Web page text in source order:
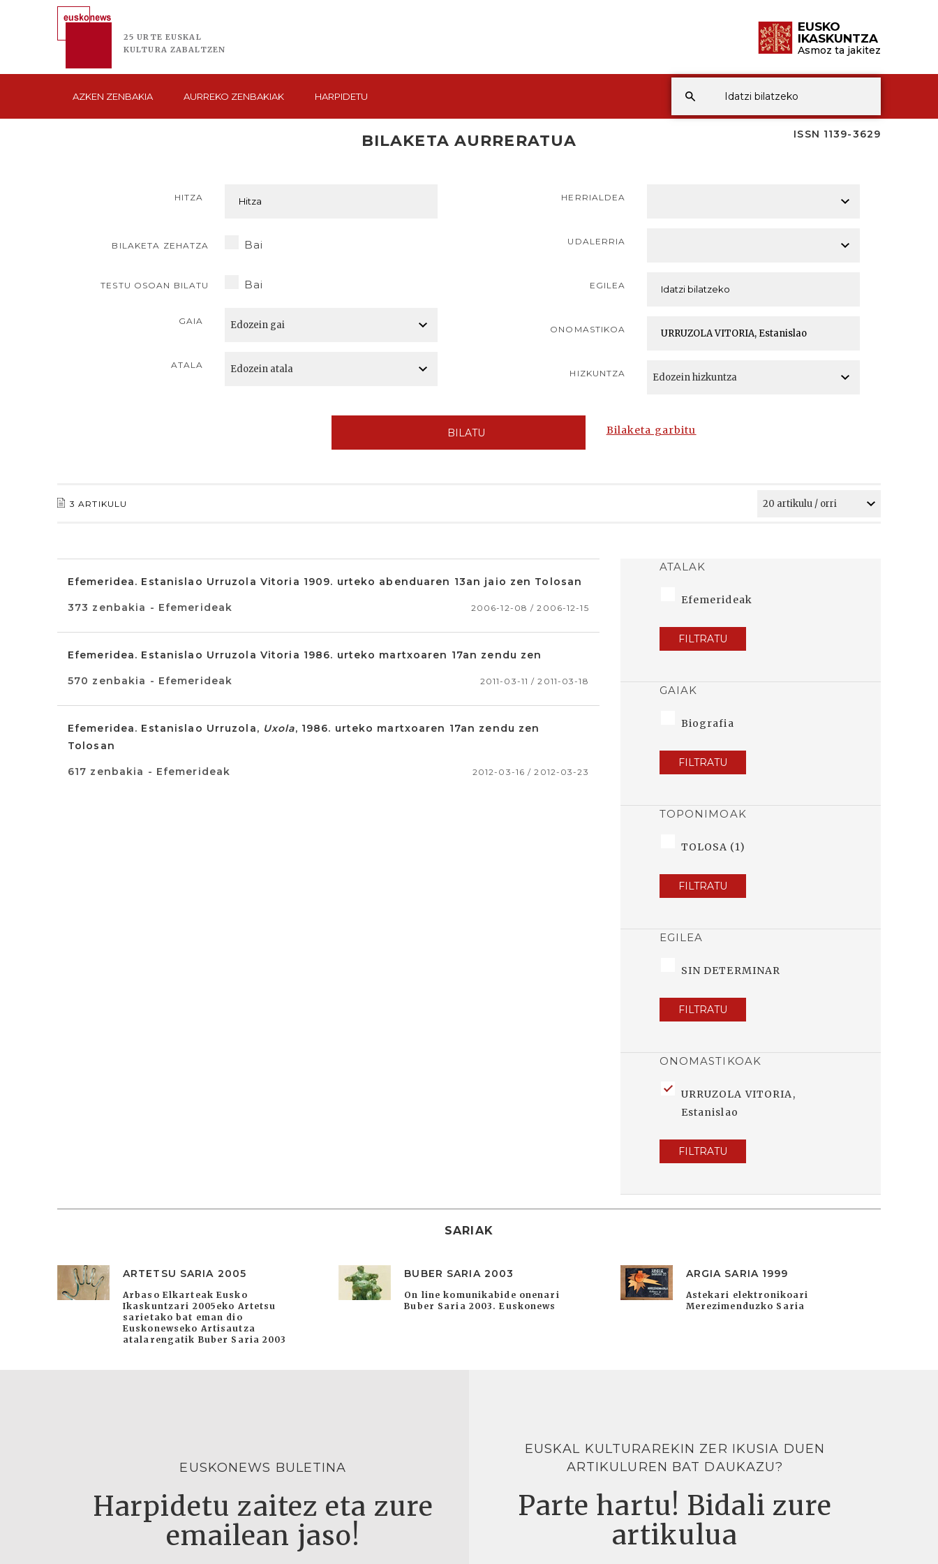
25 URTE EUSKAL
KULTURA ZABALTZEN
EUSKO
IKASKUNTZA
Asmoz ta jakitez
AZKEN ZENBAKIA AURREKO ZENBAKIAK HARPIDETU
ISSN 1139-3629
BILAKETA AURRERATUA
HITZA
BILAKETA ZEHATZA Bai
TESTU OSOAN BILATU Bai
GAIA
ATALA
HERRIALDEA
UDALERRIA
EGILEA
ONOMASTIKOA
HIZKUNTZA
BILATU Bilaketa garbitu
3 ARTIKULU
Efemeridea. Estanislao Urruzola Vitoria 1909. urteko abenduaren 13an jaio zen Tolosan
373 zenbakia - Efemerideak 2006-12-08 / 2006-12-15
Efemeridea. Estanislao Urruzola Vitoria 1986. urteko martxoaren 17an zendu zen
570 zenbakia - Efemerideak 2011-03-11 / 2011-03-18
Efemeridea. Estanislao Urruzola, Uxola, 1986. urteko martxoaren 17an zendu zen
Tolosan
617 zenbakia - Efemerideak 2012-03-16 / 2012-03-23
ATALAK
Efemerideak
FILTRATU
GAIAK
Biografia
FILTRATU
TOPONIMOAK
TOLOSA (1)
FILTRATU
EGILEA
SIN DETERMINAR
FILTRATU
ONOMASTIKOAK
URRUZOLA VITORIA,
Estanislao
FILTRATU
SARIAK
ARTETSU SARIA 2005
Arbaso Elkarteak Eusko
Ikaskuntzari 2005eko Artetsu
sarietako bat eman dio
Euskonewseko Artisautza
atalarengatik Buber Saria 2003
BUBER SARIA 2003
On line komunikabide onenari
Buber Saria 2003. Euskonews
ARGIA SARIA 1999
Astekari elektronikoari
Merezimenduzko Saria
EUSKONEWS BULETINA
Harpidetu zaitez eta zure
emailean jaso!
EUSKAL KULTURAREKIN ZER IKUSIA DUEN
ARTIKULUREN BAT DAUKAZU?
Parte hartu! Bidali zure
artikulua